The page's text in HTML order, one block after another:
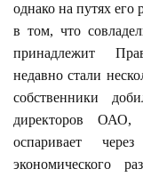
однако на путях его
в том, что
принадлежит
недавно стали
собственники
директоров ОАО,
оспаривает
экономического